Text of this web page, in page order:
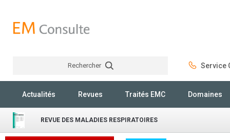
Rechercher Service
Actualités Revues Traités EMC Domaines
REVUE DES MALADIES RESPIRATOIRES